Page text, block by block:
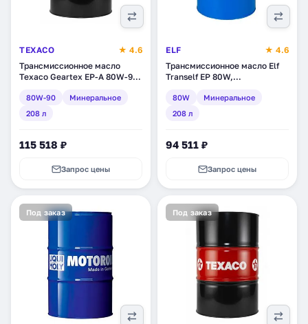
TEXACO
★ 4.6
Трансмиссионное масло
Texaco Geartex EP-A 80W-90,
(831710DEE)
80W-90
Минеральное
208 л
115 518 ₽
Запрос цены
ELF
★ 4.6
Трансмиссионное масло Elf
Tranself EP 80W,
80W
Минеральное
208 л
94 511 ₽
Запрос цены
Под заказ Под заказ